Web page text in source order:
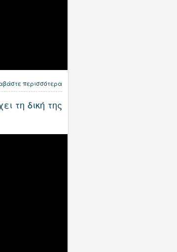
περισσότερα
τη δική της